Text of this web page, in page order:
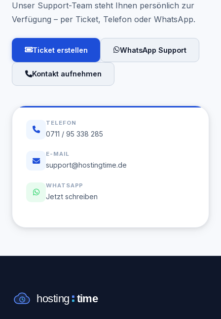
Unser Support-Team steht Ihnen persönlich zur
Verfügung – per Ticket, Telefon oder WhatsApp.
Ticket erstellen WhatsApp Support
Kontakt aufnehmen
TELEFON
0711 / 95 338 285
E-MAIL
support@hostingtime.de
WHATSAPP
Jetzt schreiben